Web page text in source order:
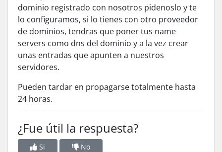
dominio registrado con nosotros pidenoslo y te
lo configuramos, si lo tienes con otro proveedor
de dominios, tendras que poner tus name
servers como dns del dominio y a la vez crear
unas entradas que apunten a nuestros
servidores.
Pueden tardar en propagarse totalmente hasta
24 horas.
¿Fue útil la respuesta?
Si No